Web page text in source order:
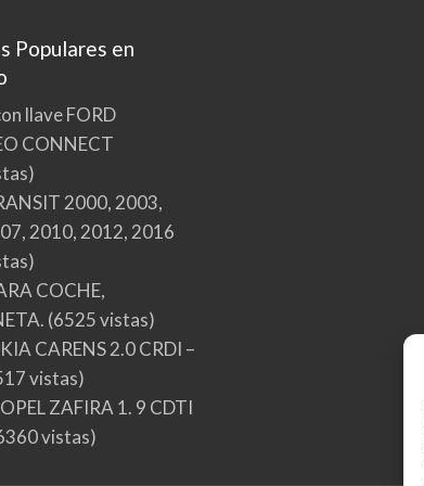
Populares en
llave FORD
CONNECT
2000, 2003,
2010, 2012, 2016
COCHE,
(6525 vistas)
CARENS 2.0 CRDI –
vistas)
ZAFIRA 1. 9 CDTI
vistas)